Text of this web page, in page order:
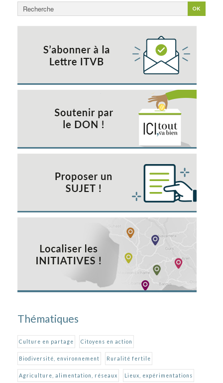
OK
Rechercher
Thématiques
Culture en partage Citoyens en action
Biodiversité, environnement Ruralité fertile
Agriculture, alimentation, réseaux Lieux, expérimentations